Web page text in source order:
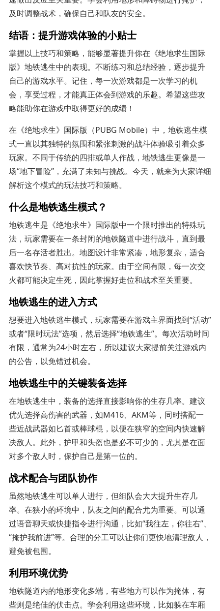
及时调整战术，确保自己和队友的安全。
结语：提升游戏体验的小贴士
掌握以上技巧和策略，能够显著提升你在《绝地求生国际
版》地铁逃生中的表现。不断练习和总结经验，逐步提升
自己的游戏水平。记住，每一次游戏都是一次学习的机
会，享受过程，才能真正体会到游戏的乐趣。希望这些攻
略能助你在游戏中取得更好的成绩！
在《绝地求生》国际版（PUBG Mobile）中，地铁逃生模
式一直以其独特的氛围和紧张刺激的战斗体验吸引着众多
玩家。不同于传统的四排或单人作战，地铁逃生更像是一
场“地下冒险”，充满了未知与挑战。今天，就来为大家详细
解析这个模式的玩法技巧和策略。
什么是地铁逃生模式？
地铁逃生是《绝地求生》国际版中一个限时推出的特殊玩
法，玩家需要在一条封闭的地铁隧道中进行战斗，直到最
后一名存活者胜出。地图设计非常紧凑，地形复杂，适合
喜欢快节奏、高对抗性的玩家。由于空间有限，每一次交
火都可能决定生死，因此掌握好走位和战术至关重要。
地铁逃生的进入方式
想要进入地铁逃生模式，玩家需要在游戏主界面找到“活动”
或者“限时玩法”选项，然后选择“地铁逃生”。每次活动时间
有限，通常为24小时左右，所以建议大家提前关注游戏内
的公告，以免错过机会。
地铁逃生中的关键装备选择
在地铁逃生中，装备的选择直接影响你的生存几率。建议
优先选择高伤害的武器，如M416、AKM等，同时搭配一
些近战武器如匕首或棒球棍，以便在狭窄的空间内快速解
决敌人。此外，护甲和头盔也是必不可少的，尤其是在面
对多个敌人时，保护自己是第一位的。
战术配合与团队协作
虽然地铁逃生可以单人进行，但组队会大大提升生存几
率。在狭小的环境中，队友之间的配合尤为重要。可以通
过语音聊天或快捷指令进行沟通，比如“我往左，你往右”、
“掩护我前进”等。合理的分工可以让你们更快地清理敌人，
避免被包围。
利用环境优势
地铁隧道内的地形变化多端，有些地方可以作为掩体，有
些则是绝佳的伏击点。学会利用这些环境，比如躲在车厢